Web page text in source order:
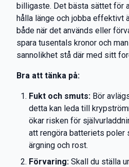
billigaste. Det bästa sättet för
hålla länge och jobba effektivt
både när det används eller
spara tusentals kronor och
sannolikhet stå där med sitt
Bra att tänka på:
Fukt och smuts: Bör
detta kan leda till
ökar risken för
att rengöra batteriets poler
ärgning och rost.
Förvaring: Skall du ställa